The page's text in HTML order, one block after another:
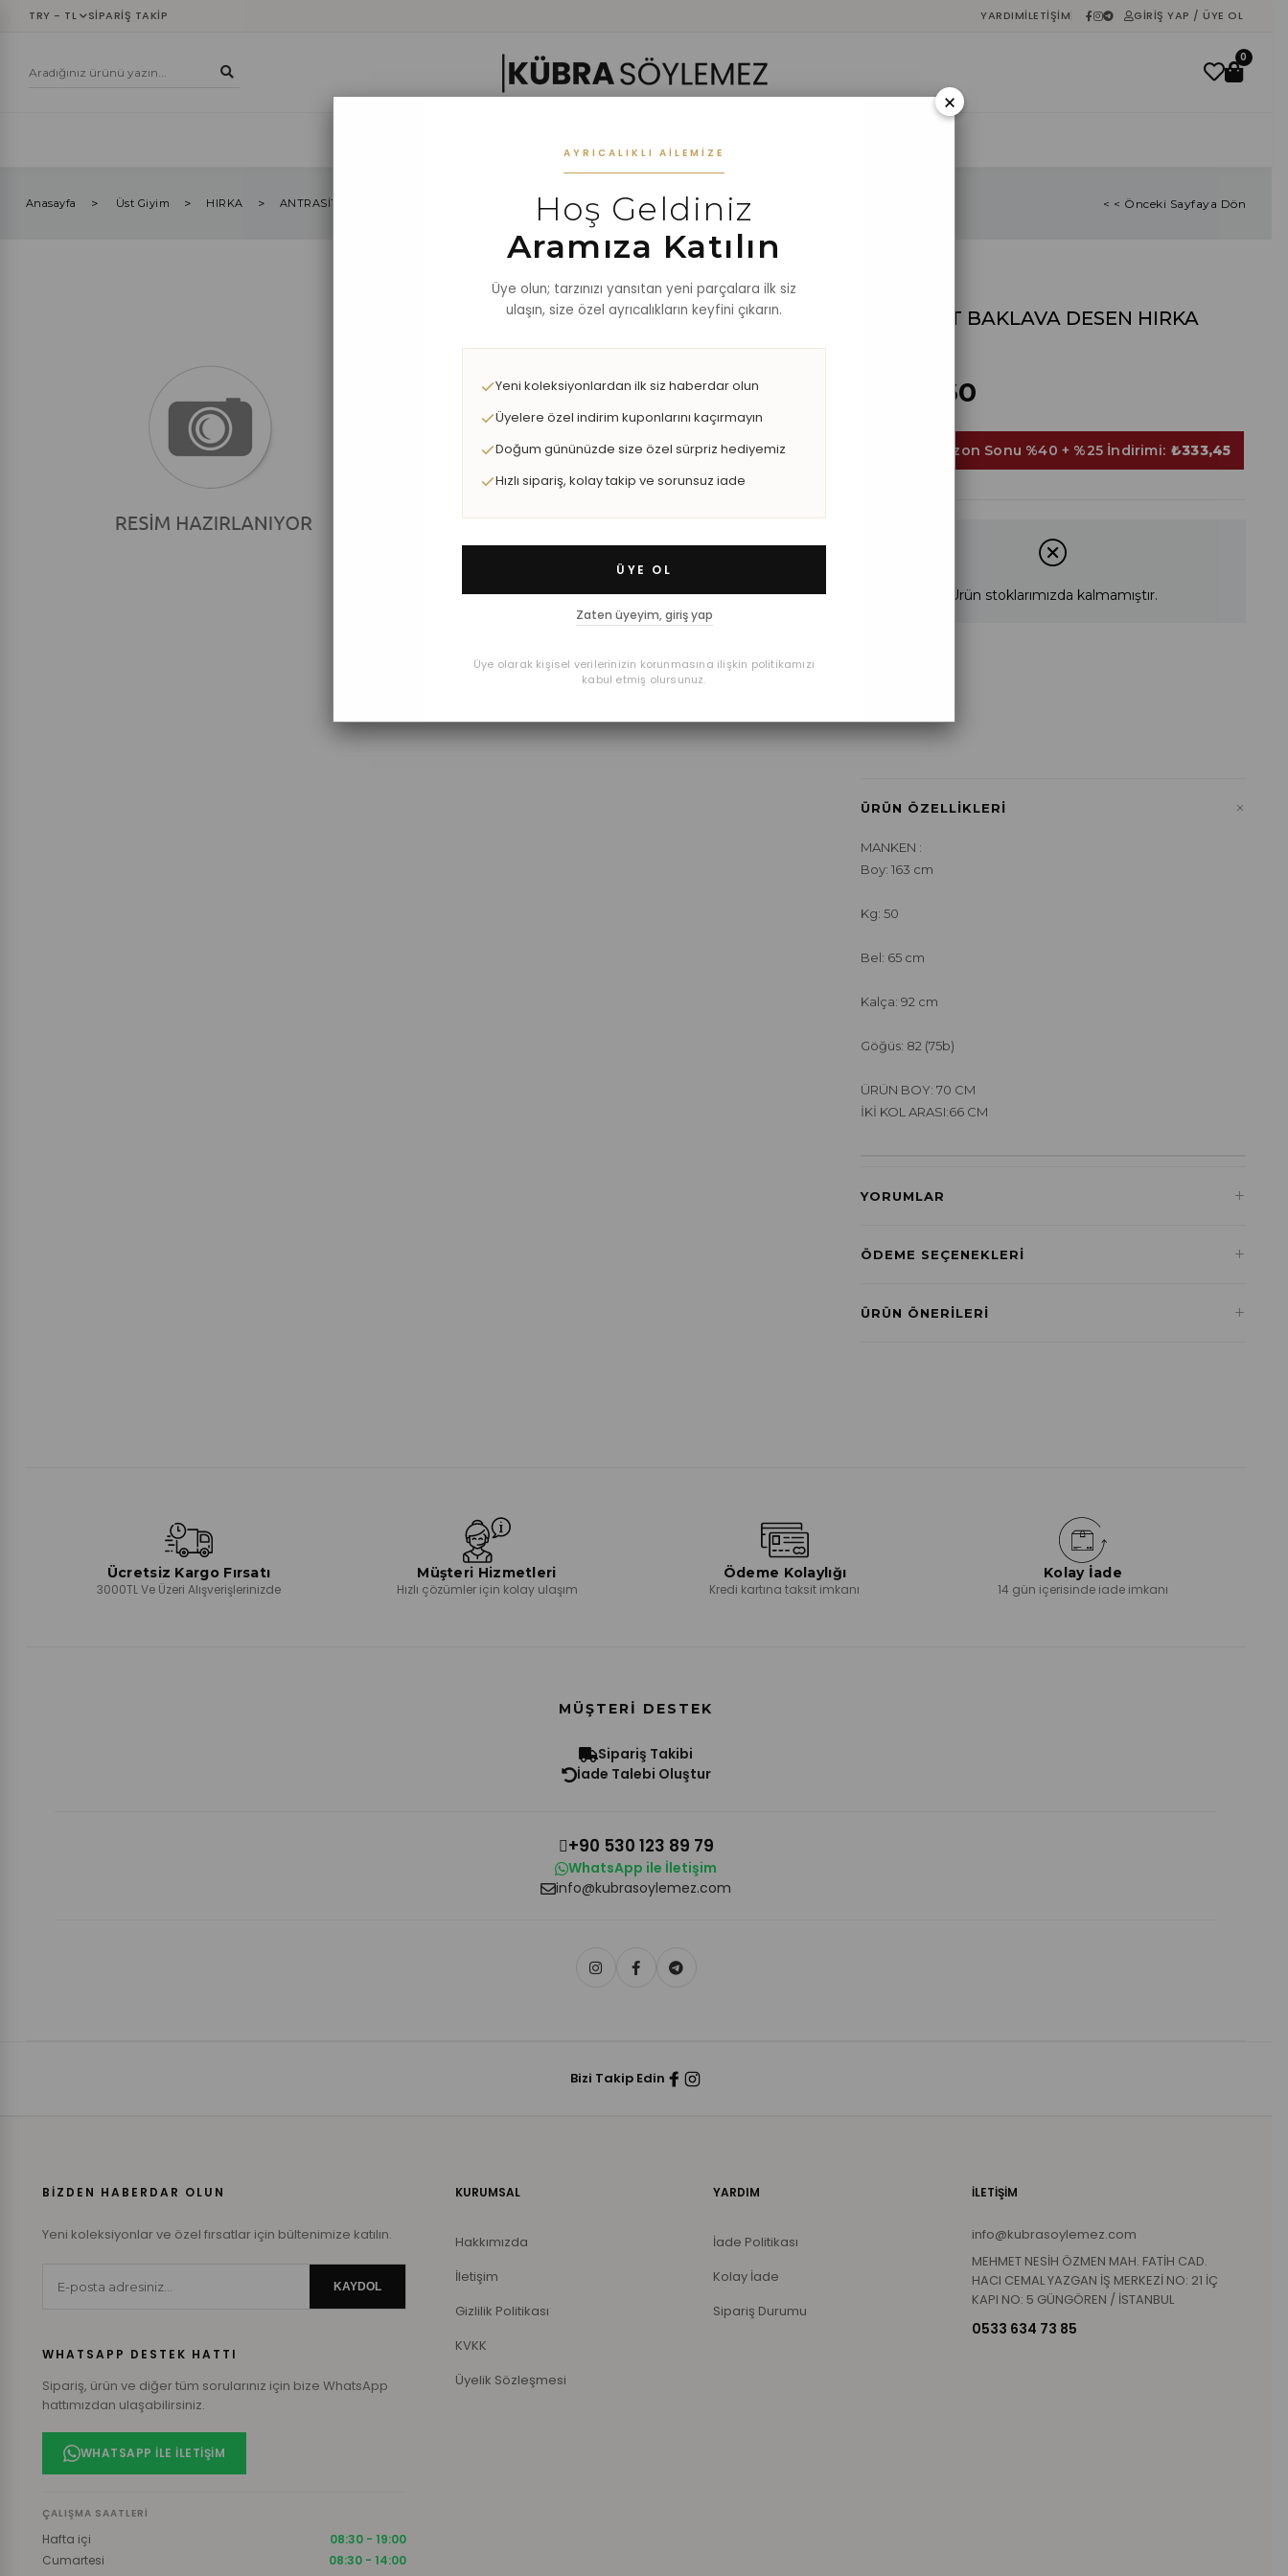
TRY - TL SIPARIŞ TAKIP YARDIMİLETIŞIM GIRIŞ YAP / ÜYE OL
0
Anasayfa Üst Giyim HIRKA ANTRASİT BAKLAVA DESEN HIRKA < < Önceki Sayfaya Dön
ANTRASİT BAKLAVA DESEN HIRKA
₺444,60
Sepette Sezon Sonu %40 + %25 İndirimi: ₺333,45
Ürün stoklarımızda kalmamıştır.
ÜRÜN ÖZELLIKLERI +
MANKEN :
Boy: 163 cm
Kg: 50
Bel: 65 cm
Kalça: 92 cm
Göğüs: 82 (75b)
ÜRÜN BOY: 70 CM
İKİ KOL ARASI:66 CM
YORUMLAR +
ÖDEME SEÇENEKLERI +
Havale ile Ödeme
ÜRÜN ÖNERILERI +
Ücretsiz Kargo Fırsatı
3000TL Ve Üzeri Alışverişlerinizde
Müşteri Hizmetleri
Hızlı çözümler için kolay ulaşım
Ödeme Kolaylığı
Kredi kartına taksit imkanı
Kolay İade
14 gün içerisinde iade imkanı
MÜŞTERI DESTEK
Sipariş Takibi
İade Talebi Oluştur
+90 530 123 89 79
WhatsApp ile İletişim
info@kubrasoylemez.com
Bizi Takip Edin
BİZDEN HABERDAR OLUN
Yeni koleksiyonlar ve özel fırsatlar için bültenimize katılın.
KAYDOL
WHATSAPP DESTEK HATTI
Sipariş, ürün ve diğer tüm sorularınız için bize WhatsApp
hattımızdan ulaşabilirsiniz.
WHATSAPP ILE İLETIŞIM
ÇALIŞMA SAATLERI
Hafta içi
08:30 - 19:00
Cumartesi
08:30 - 14:00
KURUMSAL
Hakkımızda
İletişim
Gizlilik Politikası
KVKK
Üyelik Sözleşmesi
YARDIM
İade Politikası
Kolay İade
Sipariş Durumu
İLETİŞİM
info@kubrasoylemez.com
MEHMET NESİH ÖZMEN MAH. FATİH CAD.
HACI CEMAL YAZGAN İŞ MERKEZİ NO: 21 İÇ
KAPI NO: 5 GÜNGÖREN / İSTANBUL
0533 634 73 85
×
AYRICALIKLI AILEMIZE
Hoş Geldiniz
Aramıza Katılın
Üye olun; tarzınızı yansıtan yeni parçalara ilk siz
ulaşın, size özel ayrıcalıkların keyfini çıkarın.
Yeni koleksiyonlardan ilk siz haberdar olun
Üyelere özel indirim kuponlarını kaçırmayın
Doğum gününüzde size özel sürpriz hediyemiz
Hızlı sipariş, kolay takip ve sorunsuz iade
ÜYE OL
Zaten üyeyim, giriş yap
Üye olarak kişisel verilerinizin korunmasına ilişkin politikamızı
kabul etmiş olursunuz.